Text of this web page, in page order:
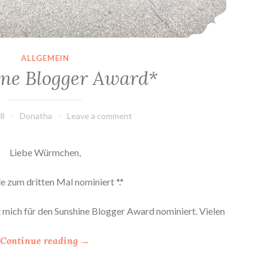
ALLGEMEIN
Blogger Award*
Donatha Leave a comment
Liebe Würmchen,
zum dritten Mal nominiert *.*
mich für den Sunshine Blogger Award nominiert. Vielen
Continue reading “→